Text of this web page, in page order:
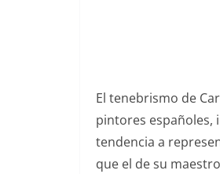
El tenebrismo de
pintores españoles,
tendencia a
que el de su